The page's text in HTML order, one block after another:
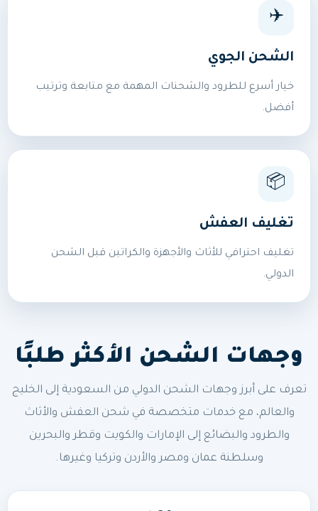
✈️
الشحن الجوي
خيار أسرع للطرود والشحنات المهمة مع متابعة وترتيب
أفضل.
📦
تغليف العفش
تغليف احترافي للأثاث والأجهزة والكراتين قبل الشحن
الدولي.
وجهات الشحن الأكثر طلبًا
تعرف على أبرز وجهات الشحن الدولي من السعودية إلى الخليج
والعالم، مع خدمات متخصصة في شحن العفش والأثاث
والطرود والبضائع إلى الإمارات والكويت وقطر والبحرين
وسلطنة عمان ومصر والأردن وتركيا وغيرها.